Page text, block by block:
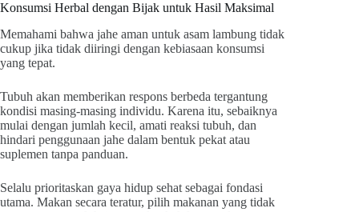
Konsumsi Herbal dengan Bijak untuk Hasil Maksimal
Memahami bahwa jahe aman untuk asam lambung tidak
cukup jika tidak diiringi dengan kebiasaan konsumsi
yang tepat.
Tubuh akan memberikan respons berbeda tergantung
kondisi masing-masing individu. Karena itu, sebaiknya
mulai dengan jumlah kecil, amati reaksi tubuh, dan
hindari penggunaan jahe dalam bentuk pekat atau
suplemen tanpa panduan.
Selalu prioritaskan gaya hidup sehat sebagai fondasi
utama. Makan secara teratur, pilih makanan yang tidak